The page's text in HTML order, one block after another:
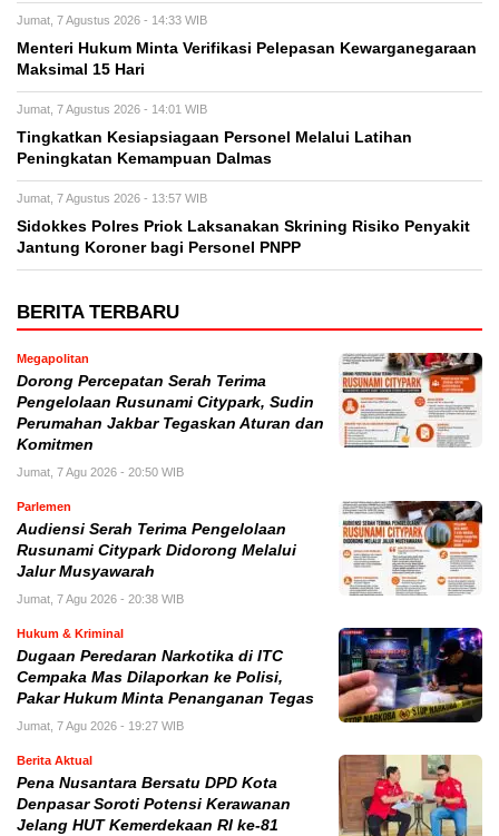
Jumat, 7 Agustus 2026 - 14:33 WIB
Menteri Hukum Minta Verifikasi Pelepasan Kewarganegaraan
Maksimal 15 Hari
Jumat, 7 Agustus 2026 - 14:01 WIB
Tingkatkan Kesiapsiagaan Personel Melalui Latihan
Peningkatan Kemampuan Dalmas
Jumat, 7 Agustus 2026 - 13:57 WIB
Sidokkes Polres Priok Laksanakan Skrining Risiko Penyakit
Jantung Koroner bagi Personel PNPP
BERITA TERBARU
Megapolitan
Dorong Percepatan Serah Terima
Pengelolaan Rusunami Citypark, Sudin
Perumahan Jakbar Tegaskan Aturan dan
Komitmen
Jumat, 7 Agu 2026 - 20:50 WIB
Parlemen
Audiensi Serah Terima Pengelolaan
Rusunami Citypark Didorong Melalui
Jalur Musyawarah
Jumat, 7 Agu 2026 - 20:38 WIB
Hukum & Kriminal
Dugaan Peredaran Narkotika di ITC
Cempaka Mas Dilaporkan ke Polisi,
Pakar Hukum Minta Penanganan Tegas
Jumat, 7 Agu 2026 - 19:27 WIB
Berita Aktual
Pena Nusantara Bersatu DPD Kota
Denpasar Soroti Potensi Kerawanan
Jelang HUT Kemerdekaan RI ke-81